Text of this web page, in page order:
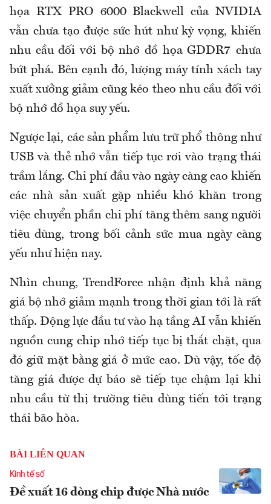
họa RTX PRO 6000 Blackwell của NVIDIA
vẫn chưa tạo được sức hút như kỳ vọng, khiến
nhu cầu đối với bộ nhớ đồ họa GDDR7 chưa
bứt phá. Bên cạnh đó, lượng máy tính xách tay
xuất xưởng giảm cũng kéo theo nhu cầu đối với
bộ nhớ đồ họa suy yếu.
Ngược lại, các sản phẩm lưu trữ phổ thông như
USB và thẻ nhớ vẫn tiếp tục rơi vào trạng thái
trầm lắng. Chi phí đầu vào ngày càng cao khiến
các nhà sản xuất gặp nhiều khó khăn trong
việc chuyển phần chi phí tăng thêm sang người
tiêu dùng, trong bối cảnh sức mua ngày càng
yếu như hiện nay.
Nhìn chung, TrendForce nhận định khả năng
giá bộ nhớ giảm mạnh trong thời gian tới là rất
thấp. Động lực đầu tư vào hạ tầng AI vẫn khiến
nguồn cung chip nhớ tiếp tục bị thắt chặt, qua
đó giữ mặt bằng giá ở mức cao. Dù vậy, tốc độ
tăng giá được dự báo sẽ tiếp tục chậm lại khi
nhu cầu từ thị trường tiêu dùng tiến tới trạng
thái bão hòa.
BÀI LIÊN QUAN
Kinh tế số
Đề xuất 16 dòng chip được Nhà nước